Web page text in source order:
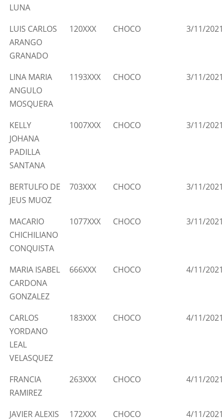
LUNA
LUIS CARLOS
ARANGO
GRANADO
120XXX CHOCO 3/11/
LINA MARIA
ANGULO
MOSQUERA
1193XXX CHOCO 3/11/
KELLY
JOHANA
PADILLA
SANTANA
1007XXX CHOCO 3/11/
BERTULFO DE
JEUS MUOZ
703XXX CHOCO 3/11/
MACARIO
CHICHILIANO
CONQUISTA
1077XXX CHOCO 3/11/
MARIA ISABEL
CARDONA
GONZALEZ
666XXX CHOCO 4/11/
CARLOS
YORDANO
LEAL
VELASQUEZ
183XXX CHOCO 4/11/
FRANCIA
RAMIREZ
263XXX CHOCO 4/11/
JAVIER ALEXIS
172XXX CHOCO 4/11/